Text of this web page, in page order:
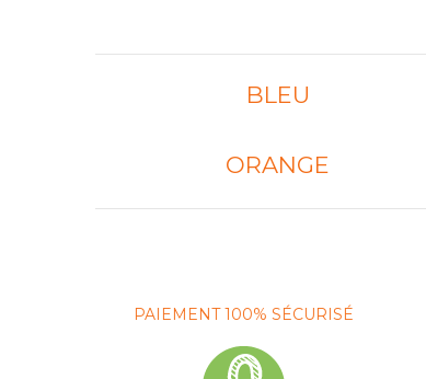
BLEU
ORANGE
PAIEMENT 100% SÉCURISÉ